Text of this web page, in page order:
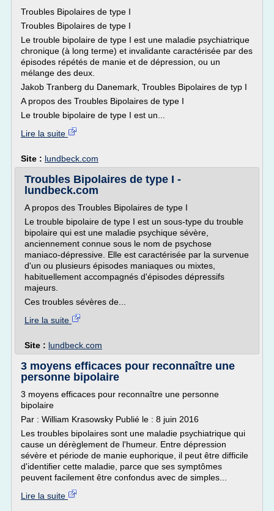
Troubles Bipolaires de type I
Troubles Bipolaires de type I
Le trouble bipolaire de type I est une maladie psychiatrique
chronique (à long terme) et invalidante caractérisée par des
épisodes répétés de manie et de dépression, ou un
mélange des deux.
Jakob Tranberg du Danemark, Troubles Bipolaires de typ I
A propos des Troubles Bipolaires de type I
Le trouble bipolaire de type I est un...
Lire la suite
Site : lundbeck.com
Troubles Bipolaires de type I -
lundbeck.com
A propos des Troubles Bipolaires de type I
Le trouble bipolaire de type I est un sous-type du trouble
bipolaire qui est une maladie psychique sévère,
anciennement connue sous le nom de psychose
maniaco-dépressive. Elle est caractérisée par la survenue
d'un ou plusieurs épisodes maniaques ou mixtes,
habituellement accompagnés d'épisodes dépressifs
majeurs.
Ces troubles sévères de...
Lire la suite
Site : lundbeck.com
3 moyens efficaces pour reconnaître une
personne bipolaire
3 moyens efficaces pour reconnaître une personne
bipolaire
Par : William Krasowsky Publié le : 8 juin 2016
Les troubles bipolaires sont une maladie psychiatrique qui
cause un dérèglement de l'humeur. Entre dépression
sévère et période de manie euphorique, il peut être difficile
d'identifier cette maladie, parce que ses symptômes
peuvent facilement être confondus avec de simples...
Lire la suite